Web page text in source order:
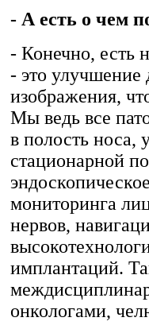
- А есть о чем
- Конечно, есть
- это улучшение
изображения,
Мы ведь все
в полость носа,
стационарной
мониторинга
нервов,
имплантаций.
онкологами,